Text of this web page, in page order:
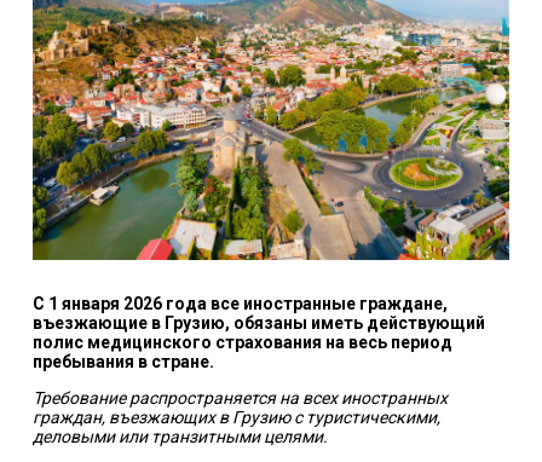
С 1 января 2026 года все иностранные граждане,
въезжающие в Грузию, обязаны иметь действующий
полис медицинского страхования на весь период
пребывания в стране.
Требование распространяется на всех иностранных
граждан, въезжающих в Грузию с туристическими,
деловыми или транзитными целями.